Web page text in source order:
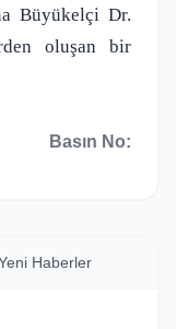
Büyükelçi Dr.
oluşan bir
Basın No:
Haberler